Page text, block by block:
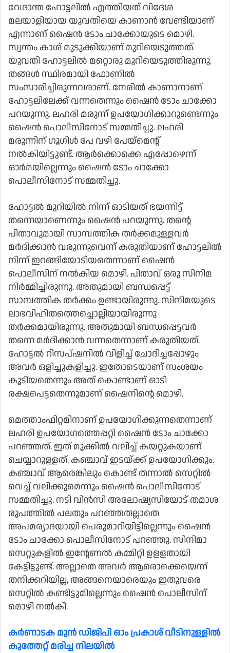
വേദാന്ത ഹോട്ടലില്‍ എത്തിയത് വിദേശ
മലയാളിയായ യുവതിയെ കാണാന്‍ വേണ്ടിയാണ്
എന്നാണ് ഷൈന്‍ ടോം ചാക്കോയുടെ മൊഴി.
സ്വന്തം കാശ് മുടുക്കിയാണ് മുറിയെടുത്തത്.
യുവതി ഹോട്ടലില്‍ മറ്റൊരു മുറിയെടുത്തിരുന്നു.
തങ്ങള്‍ സ്ഥിരമായി ഫോണില്‍
സംസാരിച്ചിരുന്നവരാണ്. നേരില്‍ കാണാനാണ്
ഹോട്ടലിലേക്ക് വന്നതെന്നും ഷൈന്‍ ടോം ചാക്കോ
പറയുന്നു. ലഹരി മരുന്ന് ഉപയോഗിക്കാറുണ്ടെന്നും
ഷൈന്‍ പൊലീസിനോട് സമ്മതിച്ചു. ലഹരി
മരുന്നിന് ഗൂഗിള്‍ പേ വഴി പേയ്‌മെന്റ്
നല്‍കിയിട്ടുണ്ട്. ആര്‍ക്കൊക്കെ എപ്പോഴെന്ന്
ഓര്‍മയില്ലെന്നും ഷൈന്‍ ടോം ചാക്കോ
പൊലീസിനോട് സമ്മതിച്ചു.
ഹോട്ടല്‍ മുറിയില്‍ നിന്ന് ഓടിയത് ഭയന്നിട്ട്
തന്നെയാണെന്നും ഷൈന്‍ പറയുന്നു. തന്റെ
പിതാവുമായി സാമ്പത്തിക തര്‍ക്കമുള്ളവര്‍
മര്‍ദിക്കാന്‍ വരുന്നുവെന്ന് കരുതിയാണ് ഹോട്ടലില്‍
നിന്ന് ഇറങ്ങിയോടിയതെന്നാണ് ഷൈന്‍
പൊലീസിന് നല്‍കിയ മൊഴി. പിതാവ് ഒരു സിനിമ
നിര്‍മ്മിച്ചിരുന്നു. അതുമായി ബന്ധപ്പെട്ട്
സാമ്പത്തിക തര്‍ക്കം ഉണ്ടായിരുന്നു. സിനിമയുടെ
ലാഭവിഹിതത്തെച്ചൊല്ലിയായിരുന്നു
തര്‍ക്കമായിരുന്നു. അതുമായി ബന്ധപ്പെട്ടവര്‍
തന്നെ മര്‍ദിക്കാന്‍ വന്നതെന്നാണ് കരുതിയത്.
ഹോട്ടല്‍ റിസപ്ഷനില്‍ വിളിച്ച് ചോദിച്ചപ്പോഴും
അവര്‍ ഒളിച്ചുകളിച്ചു. ഇതോടെയാണ് സംശയം
കൂടിയതെന്നും അത് കൊണ്ടാണ് ഓടി
രക്ഷപെട്ടതെന്നുമാണ് ഷൈനിന്റെ മൊഴി.
മെത്താംഫിറ്റമിനാണ് ഉപയോഗിക്കുന്നതെന്നാണ്
ലഹരി ഉപയോഗത്തെപ്പറ്റി ഷൈന്‍ ടോം ചാക്കോ
പറഞ്ഞത്. ഇത് മൂക്കില്‍ വലിച്ച് കയറ്റുകയാണ്
ചെയ്യാറുള്ളത്. കഞ്ചാവ് ഇടയ്ക്ക് ഉപയോഗിക്കും.
കഞ്ചാവ് ആരെങ്കിലും കൊണ്ട് തന്നാല്‍ സെറ്റില്‍
വെച്ച് വലിക്കുമെന്നും ഷൈന്‍ പൊലീസിനോട്
സമ്മതിച്ചു. നടി വിന്‍സി അലോഷ്യസിയോട് തമാശ
രൂപത്തില്‍ പലതും പറഞ്ഞതല്ലാതെ
അപമര്യാദയായി പെരുമാറിയിട്ടില്ലെന്നും ഷൈന്‍
ടോം ചാക്കോ പൊലീസിനോട് പറഞ്ഞു. സിനിമാ
സെറ്റുകളില്‍ ഇന്റേണല്‍ കമ്മിറ്റി ഉളളതായി
കേട്ടിട്ടുണ്ട്. അല്ലാതെ അവര്‍ ആരൊക്കെയെന്ന്
തനിക്കറിയില്ല, അങ്ങനെയാരെയും ഇതുവരെ
സെറ്റില്‍ കണ്ടിട്ടുമില്ലെന്നും ഷൈന്‍ പൊലീസിന്
മൊഴി നല്‍കി.
കര്‍ണാടക മുന്‍ ഡിജിപി ഓം പ്രകാശ് വീടിനുള്ളില്‍
കുത്തേറ്റ് മരിച്ച നിലയില്‍